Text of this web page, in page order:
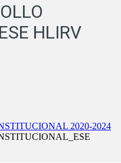
HLIRV
2020-2024